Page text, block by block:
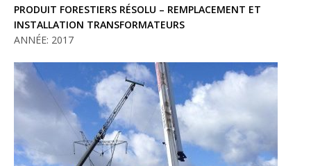
PRODUIT FORESTIERS RÉSOLU – REMPLACEMENT ET
INSTALLATION TRANSFORMATEURS
ANNÉE: 2017